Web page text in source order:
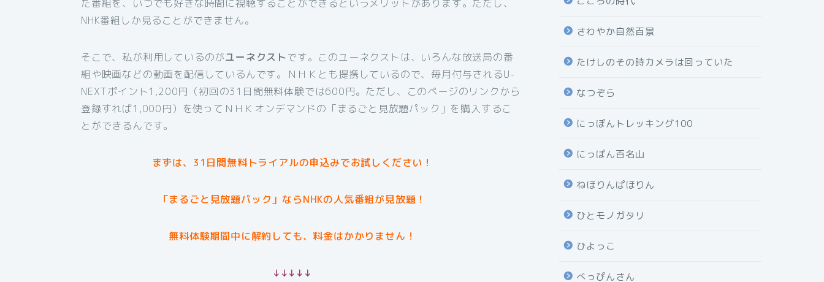
た番組を、いつでも好きな時間に視聴することができるというメリットがあります。ただし、
NHK番組しか見ることができません。
そこで、私が利用しているのがユーネクストです。このユーネクストは、いろんな放送局の番
組や映画などの動画を配信しているんです。ＮＨＫとも提携しているので、毎月付与されるU-
NEXTポイント1,200円（初回の31日間無料体験では600円。ただし、このページのリンクから
登録すれば1,000円）を使ってＮＨＫオンデマンドの「まるごと見放題パック」を購入するこ
とができるんです。
まずは、31日間無料トライアルの申込みでお試しください！
「まるごと見放題パック」ならNHKの人気番組が見放題！
無料体験期間中に解約しても、料金はかかりません！
↓↓↓↓↓
さわやか自然百景
たけしのその時カメラは回っていた
なつぞら
にっぽんトレッキング100
にっぽん百名山
ねほりんぱほりん
ひとモノガタリ
ひよっこ
べっぴんさん